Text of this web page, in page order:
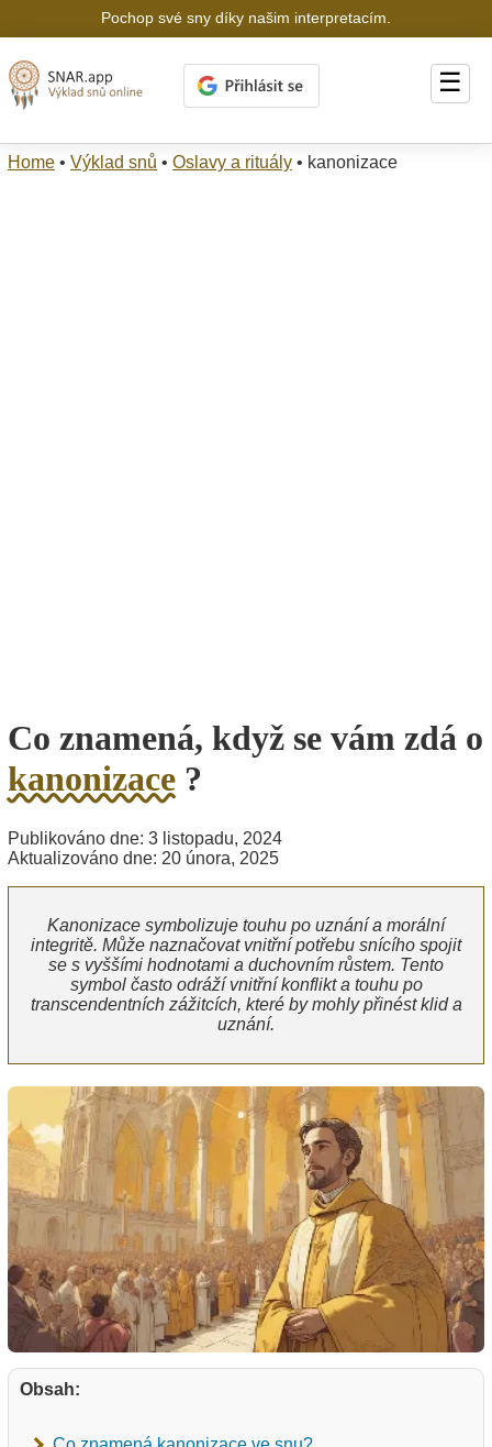
Pochop své sny díky našim interpretacím.
☰
Home • Výklad snů • Oslavy a rituály • kanonizace
Co znamená, když se vám zdá o
kanonizace ?
Publikováno dne: 3 listopadu, 2024
Aktualizováno dne: 20 února, 2025
Kanonizace symbolizuje touhu po uznání a morální
integritě. Může naznačovat vnitřní potřebu snícího spojit
se s vyššími hodnotami a duchovním růstem. Tento
symbol často odráží vnitřní konflikt a touhu po
transcendentních zážitcích, které by mohly přinést klid a
uznání.
Obsah: